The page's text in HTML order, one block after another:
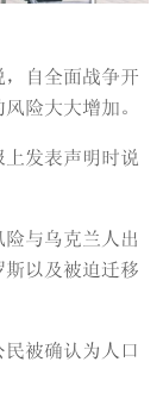
自全面战争开
险大大增加。
发表声明时说
与乌克兰人出
斯以及被迫迁移
被确认为人口